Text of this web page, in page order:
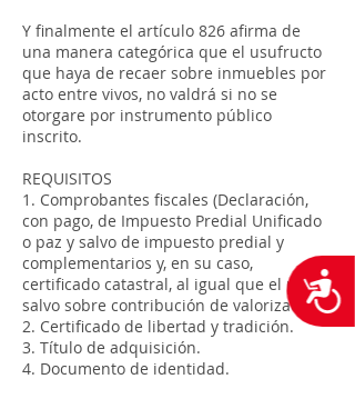
Y finalmente el artículo 826 afirma de
una manera categórica que el usufructo
que haya de recaer sobre inmuebles por
acto entre vivos, no valdrá si no se
otorgare por instrumento público
inscrito.
REQUISITOS
1. Comprobantes fiscales (Declaración,
con pago, de Impuesto Predial Unificado
o paz y salvo de impuesto predial y
complementarios y, en su caso,
certificado catastral, al igual que el paz y
salvo sobre contribución de valorización)
2. Certificado de libertad y tradición.
3. Título de adquisición.
4. Documento de identidad.